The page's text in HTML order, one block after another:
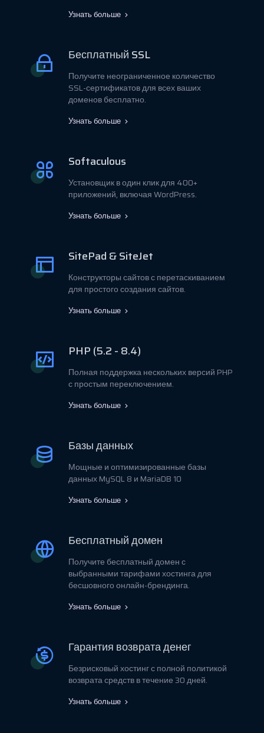
Узнать больше
Бесплатный SSL
Получите неограниченное количество
SSL-сертификатов для всех ваших
доменов бесплатно.
Узнать больше
Softaculous
Установщик в один клик для 400+
приложений, включая WordPress.
Узнать больше
SitePad & SiteJet
Конструкторы сайтов с перетаскиванием
для простого создания сайтов.
Узнать больше
PHP (5.2 - 8.4)
Полная поддержка нескольких версий PHP
с простым переключением.
Узнать больше
Базы данных
Мощные и оптимизированные базы
данных MySQL 8 и MariaDB 10
Узнать больше
Бесплатный домен
Получите бесплатный домен с
выбранными тарифами хостинга для
бесшовного онлайн-брендинга.
Узнать больше
Гарантия возврата денег
Безрисковый хостинг с полной политикой
возврата средств в течение 30 дней.
Узнать больше